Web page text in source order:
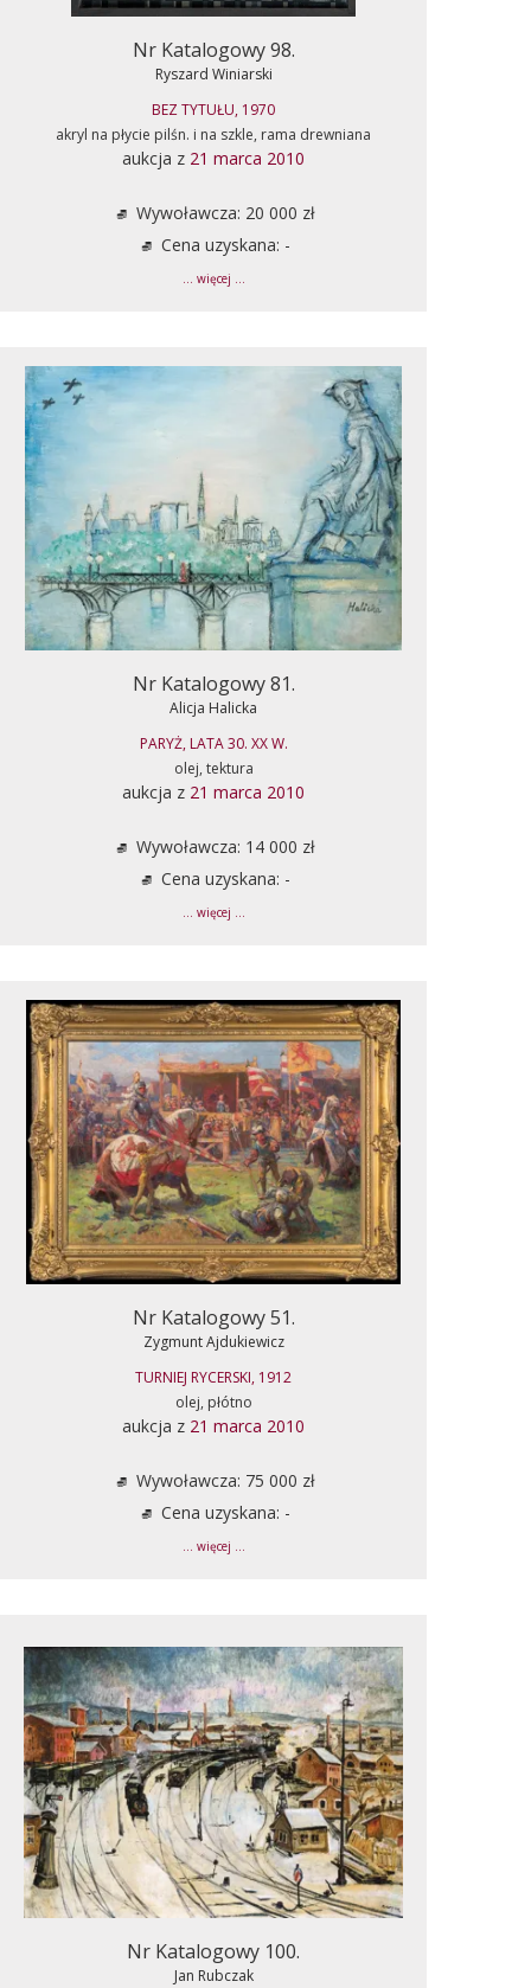
Nr Katalogowy 98.
Ryszard Winiarski
BEZ TYTUŁU, 1970
akryl na płycie pilśn. i na szkle, rama drewniana
aukcja z 21 marca 2010
Wywoławcza: 20 000 zł
Cena uzyskana: -
... więcej ...
Nr Katalogowy 81.
Alicja Halicka
PARYŻ, LATA 30. XX W.
olej, tektura
aukcja z 21 marca 2010
Wywoławcza: 14 000 zł
Cena uzyskana: -
... więcej ...
Nr Katalogowy 51.
Zygmunt Ajdukiewicz
TURNIEJ RYCERSKI, 1912
olej, płótno
aukcja z 21 marca 2010
Wywoławcza: 75 000 zł
Cena uzyskana: -
... więcej ...
Nr Katalogowy 100.
Jan Rubczak